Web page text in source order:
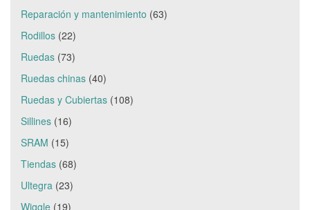
Reparación y mantenimiento (63)
Rodillos (22)
Ruedas (73)
Ruedas chinas (40)
Ruedas y Cubiertas (108)
Sillines (16)
SRAM (15)
Tiendas (68)
Ultegra (23)
Wiggle (19)